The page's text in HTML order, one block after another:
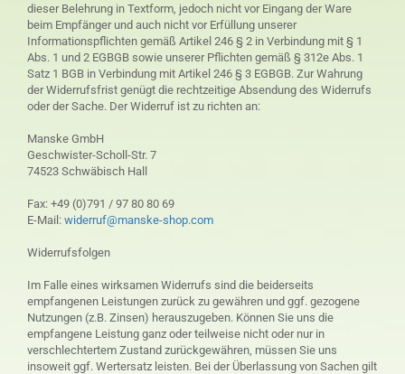
dieser Belehrung in Textform, jedoch nicht vor Eingang der Ware
beim Empfänger und auch nicht vor Erfüllung unserer
Informationspflichten gemäß Artikel 246 § 2 in Verbindung mit § 1
Abs. 1 und 2 EGBGB sowie unserer Pflichten gemäß § 312e Abs. 1
Satz 1 BGB in Verbindung mit Artikel 246 § 3 EGBGB. Zur Wahrung
der Widerrufsfrist genügt die rechtzeitige Absendung des Widerrufs
oder der Sache. Der Widerruf ist zu richten an:
Manske GmbH
Geschwister-Scholl-Str. 7
74523 Schwäbisch Hall
Fax: +49 (0)791 / 97 80 80 69
E-Mail: widerruf@manske-shop.com
Widerrufsfolgen
Im Falle eines wirksamen Widerrufs sind die beiderseits
empfangenen Leistungen zurück zu gewähren und ggf. gezogene
Nutzungen (z.B. Zinsen) herauszugeben. Können Sie uns die
empfangene Leistung ganz oder teilweise nicht oder nur in
verschlechtertem Zustand zurückgewähren, müssen Sie uns
insoweit ggf. Wertersatz leisten. Bei der Überlassung von Sachen gilt